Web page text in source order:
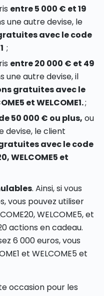
entre 5 000 € et 19
une autre devise, le
avec le code
;
entre 20 000 € et 49
une autre devise, il
gratuites avec le
et WELCOME1.;
50 000 € ou plus, ou
devise, le client
avec le code
WELCOME5 et
. Ainsi, si vous
vous pouvez utiliser
WELCOME5, et
actions en cadeau.
6 000 euros, vous
et WELCOME5 et
occasion pour les